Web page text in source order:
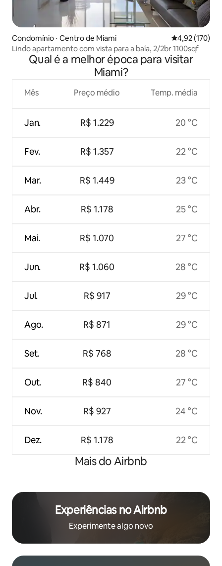
Condomínio ⋅ Centro de Miami 4,92 de uma
4,92 (170)
Lindo apartamento com vista para a baía, 2/2br 1100sqf
Qual é a melhor época para visitar
Miami?
Mês
Jan.
Fev.
Mar.
Abr.
Mai.
Jun.
Jul.
Ago.
Set.
Out.
Nov.
Dez.
Preço médio
R$ 1.229
R$ 1.357
R$ 1.449
R$ 1.178
R$ 1.070
R$ 1.060
R$ 917
R$ 871
R$ 768
R$ 840
R$ 927
R$ 1.178
Temp. média
20 °C
22 °C
23 °C
25 °C
27 °C
28 °C
29 °C
29 °C
28 °C
27 °C
24 °C
22 °C
Mais do Airbnb
Experiências no Airbnb
Experimente algo novo